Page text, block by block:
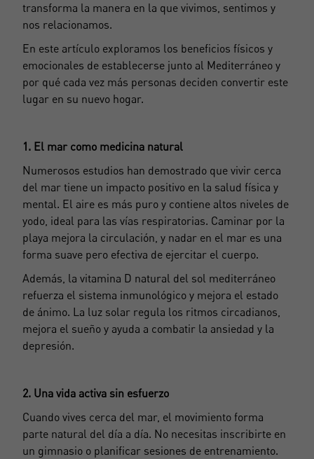
transforma la manera en la que vivimos, sentimos y
nos relacionamos.
En este artículo exploramos los beneficios físicos y
emocionales de establecerse junto al Mediterráneo y
por qué cada vez más personas deciden convertir este
lugar en su nuevo hogar.
1. El mar como medicina natural
Numerosos estudios han demostrado que vivir cerca
del mar tiene un impacto positivo en la salud física y
mental. El aire es más puro y contiene altos niveles de
yodo, ideal para las vías respiratorias. Caminar por la
playa mejora la circulación, y nadar en el mar es una
forma suave pero efectiva de ejercitar el cuerpo.
Además, la vitamina D natural del sol mediterráneo
refuerza el sistema inmunológico y mejora el estado
de ánimo. La luz solar regula los ritmos circadianos,
mejora el sueño y ayuda a combatir la ansiedad y la
depresión.
2. Una vida activa sin esfuerzo
Cuando vives cerca del mar, el movimiento forma
parte natural del día a día. No necesitas inscribirte en
un gimnasio o planificar sesiones de entrenamiento.